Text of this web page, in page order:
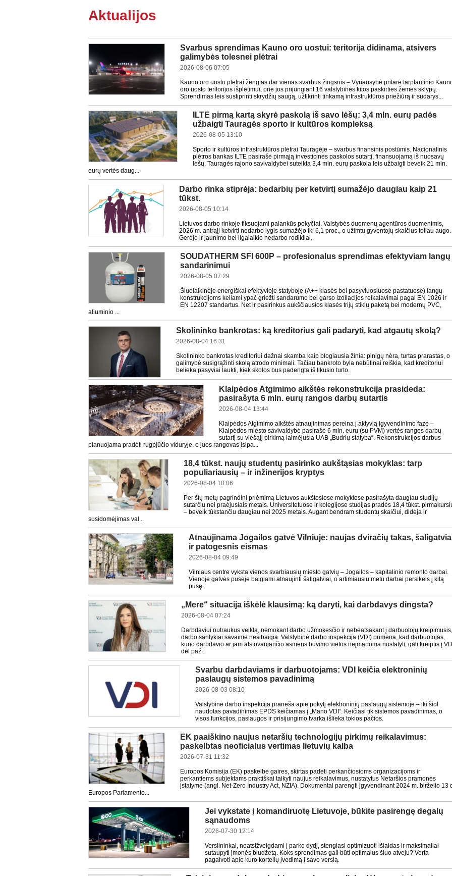
Aktualijos
Svarbus sprendimas Kauno oro uostui: teritorija didinama, atsivers
galimybės tolesnei plėtrai
2026-08-06 07:05
Kauno oro uosto plėtrai žengtas dar vienas svarbus žingsnis – Vyriausybė pritarė tarptautinio
oro uosto teritorijos išplėtimui, prie jos prijungiant 16 valstybinės kitos paskirties žemės sklypų.
Sprendimas leis sustiprinti skrydžių saugą, užtikrinti tinkamą infrastruktūros priežiūrą ir sudarys...
ILTE pirmą kartą skyrė paskolą iš savo lėšų: 3,4 mln. eurų padės
užbaigti Tauragės sporto ir kultūros kompleksą
2026-08-05 13:10
Sporto ir kultūros infrastruktūros plėtrai Tauragėje – svarbus finansinis postūmis. Nacionalinis
plėtros bankas ILTE pasirašė pirmąją investicinės paskolos sutartį, finansuojamą iš nuosavų
lėšų. Tauragės rajono savivaldybei suteikta 3,4 mln. eurų paskola leis užbaigti beveik 21 mln.
eurų vertės daug...
Darbo rinka stiprėja: bedarbių per ketvirtį sumažėjo daugiau kaip 21
tūkst.
2026-08-05 10:14
Lietuvos darbo rinkoje fiksuojami palankūs pokyčiai. Valstybės duomenų agentūros duomenimis,
2026 m. antrąjį ketvirtį nedarbo lygis sumažėjo iki 6,1 proc., o užimtų gyventojų skaičius toliau augo.
Gerėjo ir jaunimo bei ilgalaikio nedarbo rodikliai.
SOUDATHERM SFI 600P – profesionalus sprendimas efektyviam langų
sandarinimui
2026-08-05 07:29
Šiuolaikinėje energiškai efektyvioje statyboje (A++ klasės bei pasyviuosiuose pastatuose) langų
konstrukcijoms keliami ypač griežti sandarumo bei garso izoliacijos reikalavimai pagal EN 1026 ir
EN 12207 standartus. Net ir pasirinkus aukščiausios klasės trijų stiklų paketą bei modernų PVC,
aliuminio ...
Skolininko bankrotas: ką kreditorius gali padaryti, kad atgautų skolą?
2026-08-04 16:31
Skolininko bankrotas kreditoriui dažnai skamba kaip blogiausia žinia: pinigų nėra, turtas prarastas, o
galimybė susigrąžinti skolą atrodo minimali. Tačiau bankroto byla nebūtinai reiškia, kad kreditoriui
belieka pasyviai laukti, kiek skolos bus padengta iš likusio turto.
Klaipėdos Atgimimo aikštės rekonstrukcija prasideda:
pasirašyta 6 mln. eurų rangos darbų sutartis
2026-08-04 13:44
Klaipėdos Atgimimo aikštės atnaujinimas pereina į aktyvią įgyvendinimo fazę –
Klaipėdos miesto savivaldybė pasirašė 6 mln. eurų (su PVM) vertės rangos darbų
sutartį su viešąjį pirkimą laimėjusia UAB „Budrių statyba“. Rekonstrukcijos darbus
planuojama pradėti rugpjūčio viduryje, o juos rangovas įsipa...
18,4 tūkst. naujų studentų pasirinko aukštąsias mokyklas: tarp
populiariausių – ir inžinerijos kryptys
2026-08-04 10:06
Per šių metų pagrindinį priėmimą Lietuvos aukštosiose mokyklose pasirašyta daugiau studijų
sutarčių nei praėjusiais metais. Universitetuose ir kolegijose studijas pradės 18,4 tūkst.
– beveik tūkstančiu daugiau nei 2025 metais. Augant bendram studentų skaičiui, didėja ir
susidomėjimas val...
Atnaujinama Jogailos gatvė Vilniuje: naujas dviračių takas,
ir patogesnis eismas
2026-08-04 09:49
Vilniaus centre vyksta vienos svarbiausių miesto gatvių – Jogailos – kapitalinio remonto darbai.
Vienoje gatvės pusėje baigiami atnaujinti šaligatviai, o artimiausiu metu darbai persikels į kitą
pusę.
„Mere“ situacija iškėlė klausimą: ką daryti, kai darbdavys dingsta?
2026-08-04 07:24
Darbdaviui nutraukus veiklą, nemokant darbo užmokesčio ir nebeatsakant į darbuotojų kreipimusis,
darbo santykiai savaime nesibaigia. Valstybinė darbo inspekcija (VDI) primena, kad darbuotojas,
kurio darbdavio ar jam atstovaujančio asmens buvimo vietos neįmanoma nustatyti, gali kreiptis į
dėl paž...
Svarbu darbdaviams ir darbuotojams: VDI keičia elektroninių
paslaugų sistemos pavadinimą
2026-08-03 08:10
Valstybinė darbo inspekcija praneša apie pokytį elektroninių paslaugų sistemoje – iki šiol
naudotas pavadinimas EPDS keičiamas į „Mano VDI“. Keičiasi tik sistemos pavadinimas, o
visos funkcijos, paslaugos ir prisijungimo tvarka išlieka tokios pačios.
EK paaiškino naujus netaršių technologijų pirkimų reikalavimus:
paskelbtas neoficialus vertimas lietuvių kalba
2026-07-31 11:32
Europos Komisija (EK) paskelbė gaires, skirtas padėti perkančiosioms organizacijoms ir
perkantiems subjektams praktiškai taikyti naujus reikalavimus, nustatytus Netaršios pramonės
įstatyme (angl. Net-Zero Industry Act, NZIA). Dokumentai parengti įgyvendinant 2024 m. birželio 13
Europos Parlamento...
Jei vykstate į komandiruotę Lietuvoje, būkite pasirengę degalų
sąnaudoms
2026-07-30 12:14
Verslininkai, neatsižvelgdami į parko dydį, stengiasi optimizuoti išlaidas ir maksimaliai
sutaupyti įmonės biudžetą. Koks sprendimas gali būti optimalus šiuo atveju? Verta
pagalvoti apie kuro kortelių įvedimą į savo verslą.